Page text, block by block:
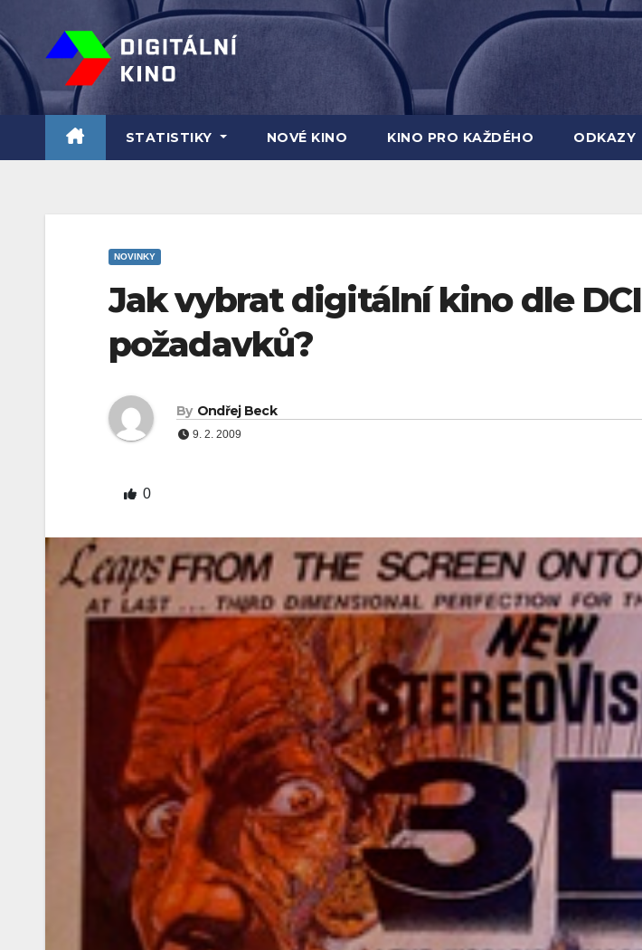
to
content
STATISTIKY NOVÉ KINO KINO PRO KAŽDÉHO ODKAZY
NOVINKY
Jak vybrat digitální kino dle DCI
požadavků?
By Ondřej Beck
9. 2. 2009
0